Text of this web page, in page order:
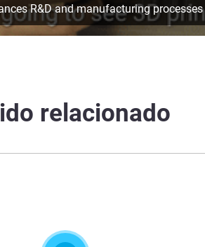
R&D and manufacturing
relacionado